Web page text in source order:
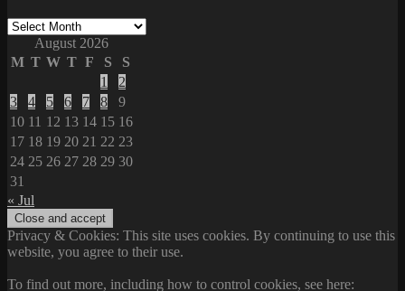
Archives
August 2026
M T W T F S
S
1
2
3
4 5 6 7 8
9
10 11 12 13 14 15 16
17 18 19 20 21 22 23
24 25 26 27 28 29 30
31
« Jul
Privacy & Cookies: This site uses cookies. By continuing to use this
website, you agree to their use.
To find out more, including how to control cookies, see here: